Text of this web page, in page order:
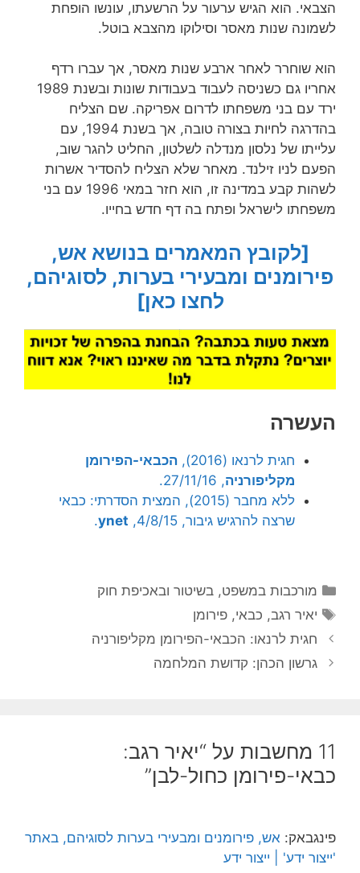
הצבאי. הוא הגיש ערעור על הרשעתו, עונשו הופחת
לשמונה שנות מאסר וסילוקו מהצבא בוטל.
הוא שוחרר לאחר ארבע שנות מאסר, אך עברו רדף
אחריו גם כשניסה לעבוד בעבודות שונות ובשנת 1989
ירד עם בני משפחתו לדרום אפריקה. שם הצליח
בהדרגה לחיות בצורה טובה, אך בשנת 1994, עם
עלייתו של נלסון מנדלה לשלטון, החליט להגר שוב,
הפעם לניו זילנד. מאחר שלא הצליח להסדיר אשרות
לשהות קבע במדינה זו, הוא חזר במאי 1996 עם בני
משפחתו לישראל ופתח בה דף חדש בחייו.
[לקובץ המאמרים בנושא אש,
פירומנים ומבעירי בערות, לסוגיהם,
לחצו כאן]
העשרה
חגית לרנאו (2016),
הכבאי-הפירומן
מקליפורניה, 27/11/16.
ללא מחבר (2015), המצית הסדרתי: כבאי
שרצה להרגיש גיבור, 4/8/15,
ynet
.
קטגוריות
מורכבות במשפט, בשיטור ובאכיפת חוק
תגיות
יאיר רגב, כבאי,פירומן
חגית לרנאו: הכבאי-הפירומן מקליפורניה
גרשון הכהן: קדושת המלחמה
11 מחשבות על “יאיר רגב:
כבאי-פירומן כחול-לבן”
פינגבאק: אש, פירומנים ומבעירי בערות לסוגיהם, באתר
'ייצור ידע' | ייצור ידע